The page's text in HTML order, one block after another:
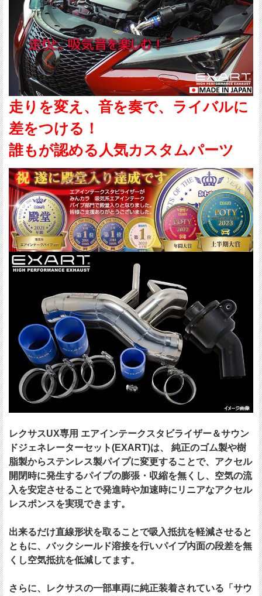
走りを変え、音を奏で、ライバルに
差をつける！
誰もが認める人気カスタムパーツ
レクサスUX専用 エアインテークスタビライザー＆サウン
ドジェネレーターセット(EXART)は、 純正のゴム製や樹
脂製からステンレス製パイプに変更することで、アクセル
開閉時に発生するパイプの膨張・収縮を無くし、空気の流
入を安定させることで発進時や加速時にリニアなアクセル
レスポンスを実現できます。
出来るだけ直線形状を取ることで吸入抵抗を軽減させると
ともに、バックシールド溶接を行いパイプ内面の段差を無
くし空気抵抗を低減してます。
さらに、レクサスの一部車両に純正装着されている「サウ